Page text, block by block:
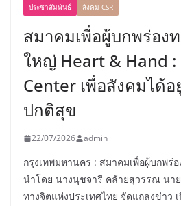
ประชาสัมพันธ์ สังคม-CSR
สมาคมเพื่อผู้บกพร่อง
ใหญ่ Heart & Hand :
Center เพื่อสังคมได้
ปกติสุข
22/07/2026 admin
กรุงเทพมหานคร : สมาคมเพื่อผู้บกพร่
นำโดย นางนุชจารี คล้ายสุวรรณ นา
ทางจิตแห่งประเทศไทย จัดแถลงข่าว